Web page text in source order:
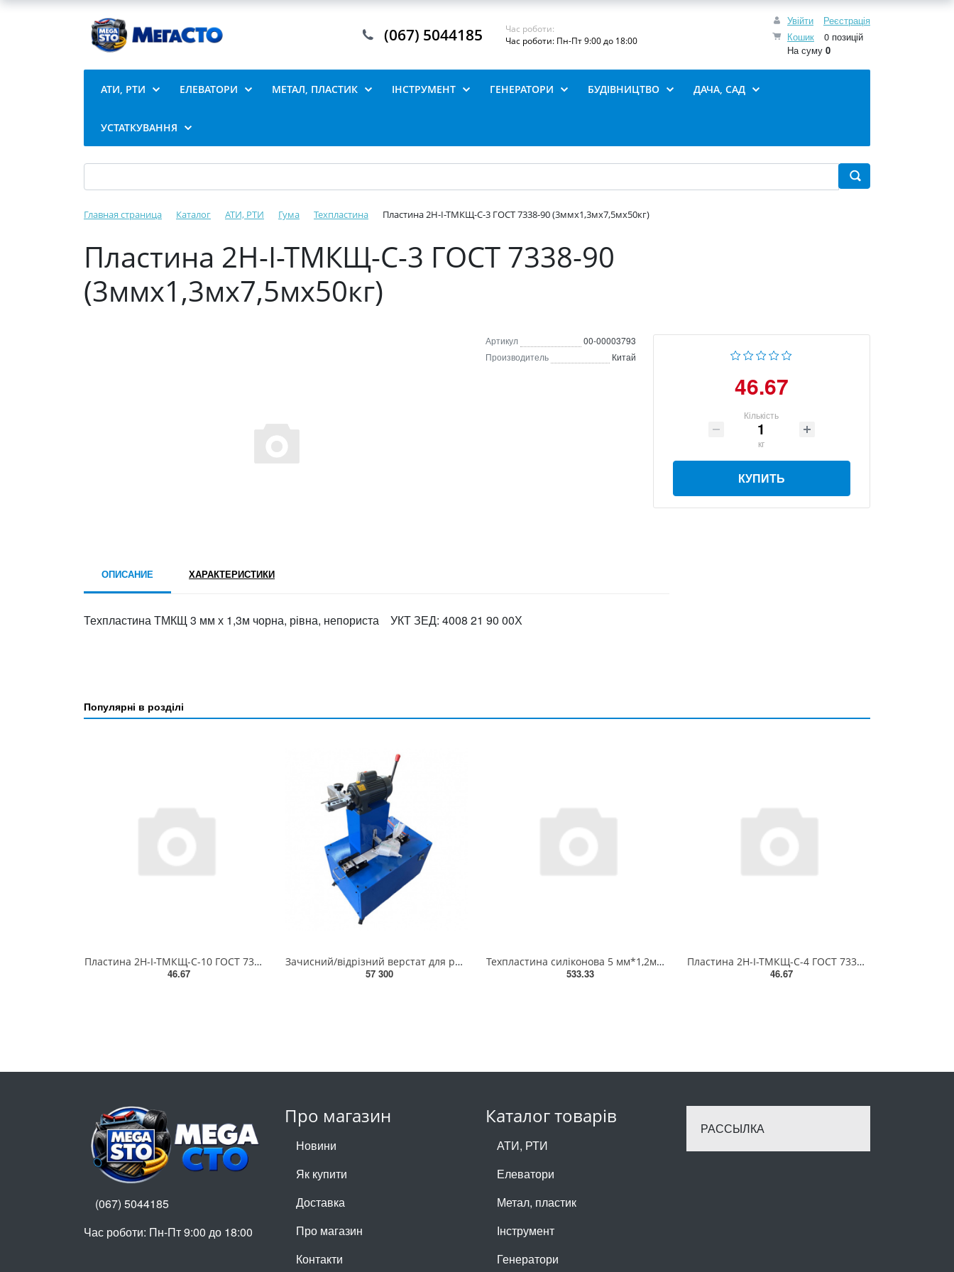
Увійти
Реєстрація
Кошик
0 позицій
На суму 0
(067) 5044185
Час роботи:
Час роботи: Пн-Пт 9:00 до 18:00
АТИ, РТИ ЕЛЕВАТОРИ МЕТАЛ, ПЛАСТИК ІНСТРУМЕНТ ГЕНЕРАТОРИ БУДІВНИЦТВО ДАЧА, САД
УСТАТКУВАННЯ
Главная страница Каталог АТИ, РТИ Гума Техпластина Пластина 2Н-І-ТМКЩ-С-3 ГОСТ 7338-90 (3ммх1,3мх7,5мх50кг)
Пластина 2Н-І-ТМКЩ-С-3 ГОСТ 7338-90
(3ммх1,3мх7,5мх50кг)
Артикул
00-00003793
Производитель
Китай
46.67
Кількість
кг
КУПИТЬ
ОПИСАНИЕ ХАРАКТЕРИСТИКИ
Техпластина ТМКЩ 3 мм х 1,3м чорна, рівна, непориста УКТ ЗЕД: 4008 21 90 00Х
Популярні в розділі
Пластина 2Н-І-ТМКЩ-С-10 ГОСТ 7338-90 (10ммх1,3мх2,3мх50кг)
46.67
Зачисний/відрізний верстат для ремонту РВТ (220В, 51мм, 3кВт) HHCS-051 CTAHДAPT
57 300
Техпластина силіконова 5 мм*1,2м*5,3 м*40кг (1 м/п-8кг)
533.33
Пластина 2Н-І-ТМКЩ-С-4 ГОСТ 7338-90 (4ммх1,3мх5,7мх50кг) Г
46.67
Про магазин
Новини
Як купити
Доставка
Про магазин
Контакти
Каталог товарів
АТИ, РТИ
Елеватори
Метал, пластик
Інструмент
Генератори
РАССЫЛКА
(067) 5044185
Час роботи: Пн-Пт 9:00 до 18:00